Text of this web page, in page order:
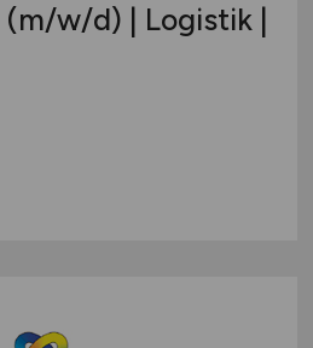
(m/w/d) | Logistik |